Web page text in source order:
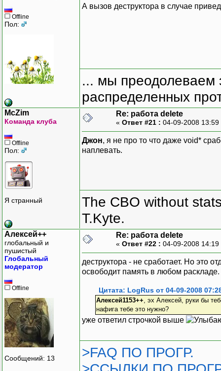
Offline
Пол:
А вызов деструктора в случае
... мы преодолеваем
распределенных
McZim
Команда клуба
Offline
Пол:
Я странный
Re: работа delete
« Ответ #21 : 04-09-2008
Джон, я не про то что даже void*
наплевать.
The CBO without
T.Kyte.
Алексей++
глобальный и
пушистый
Глобальный
модератор
Offline
Сообщений: 13
Re: работа delete
« Ответ #22 : 04-09-2008
деструктора - не сработает. Но это
освободит память в любом
Цитата: LogRus от 04-09-2008
Алексей1153++ , эх Алексей, руки бы
нафига тебе это нужно?
уже ответил строчкой выше
>FAQ ПО ПРОГР.